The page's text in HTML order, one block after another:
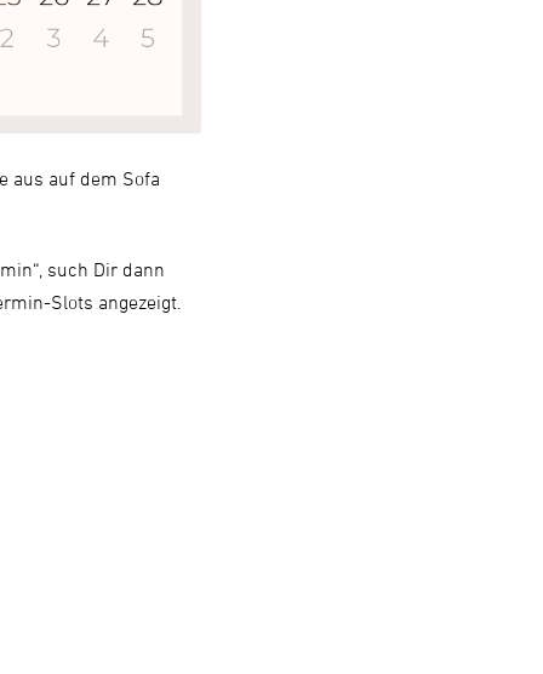
aus auf dem Sofa
such Dir dann
Slots angezeigt.